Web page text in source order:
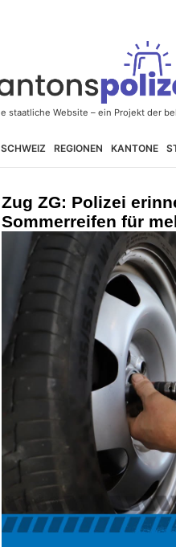
SCHWEIZ REGIONEN KANTONE
Zug ZG: Polizei
Sommerreifen für